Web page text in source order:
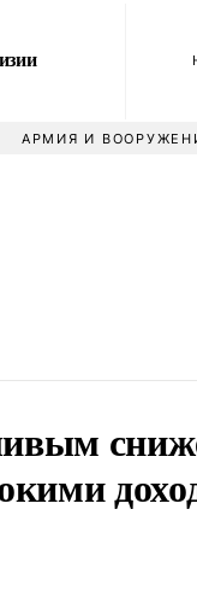
АРМИЯ И